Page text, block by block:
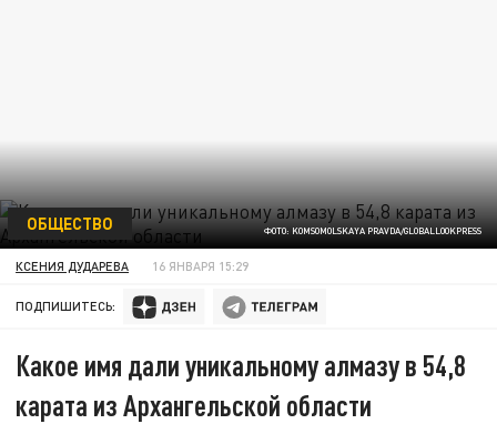
ФОТО: KOMSOMOLSKAYA PRAVDA/GLOBALLOOKPRESS
ОБЩЕСТВО
КСЕНИЯ ДУДАРЕВА 16 ЯНВАРЯ 15:29
ПОДПИШИТЕСЬ:
Какое имя дали уникальному алмазу в 54,8
карата из Архангельской области